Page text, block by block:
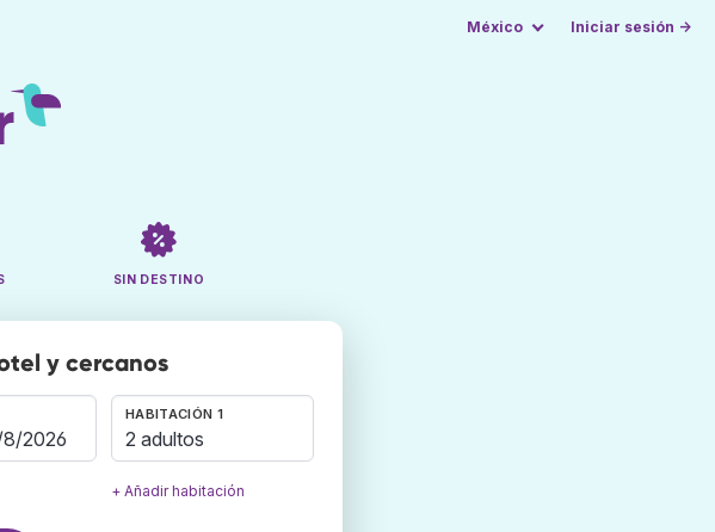
México Iniciar sesión →
SIN DESTINO
y cercanos
HABITACIÓN 1
2 adultos
+ Añadir habitación